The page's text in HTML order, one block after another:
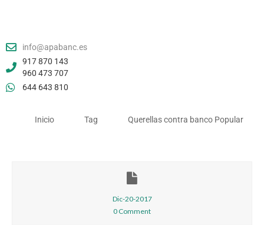
info@apabanc.es
917 870 143
960 473 707
644 643 810
Inicio Tag Querellas contra banco Popular
Dic-20-2017
0 Comment